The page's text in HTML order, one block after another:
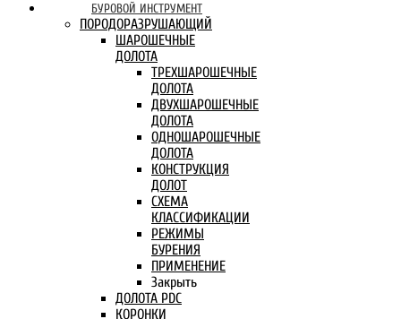
БУРОВОЙ ИНСТРУМЕНТ
ПОРОДОРАЗРУШАЮЩИЙ
ШАРОШЕЧНЫЕ
ДОЛОТА
ТРЕХШАРОШЕЧНЫЕ
ДОЛОТА
ДВУХШАРОШЕЧНЫЕ
ДОЛОТА
ОДНОШАРОШЕЧНЫЕ
ДОЛОТА
КОНСТРУКЦИЯ
ДОЛОТ
СХЕМА
КЛАССИФИКАЦИИ
РЕЖИМЫ
БУРЕНИЯ
ПРИМЕНЕНИЕ
Закрыть
ДОЛОТА PDC
КОРОНКИ